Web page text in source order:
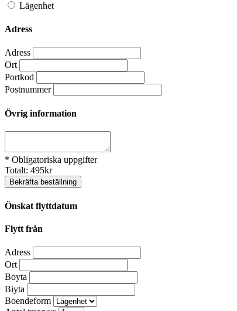
Lägenhet
Adress
Adress
Ort
Portkod
Postnummer
Övrig information
* Obligatoriska uppgifter
Totalt: 495kr
Bekräfta beställning
Önskat flyttdatum
Flytt från
Adress
Ort
Boyta
Biyta
Boendeform